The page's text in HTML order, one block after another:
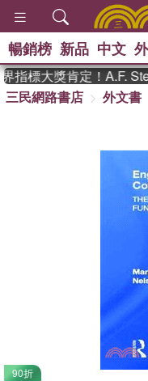
暢銷榜 新品 中文
指標大獎肯定！A.F.
三民網路書店
外文書
90折